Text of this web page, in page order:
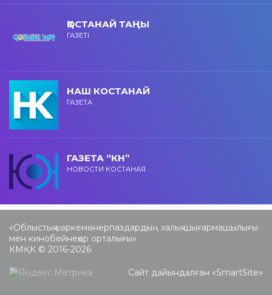
ҚОСТАНАЙ ТАҢЫ
ГАЗЕТІ
НАШ КОСТАНАЙ
ГАЗЕТА
ГАЗЕТА “КН”
НОВОСТИ КОСТАНАЯ
«Облыстық көркемөнерпаздардың халық шығармашылығы
мен кинобейнеқор орталығы»
КМҚК © 2016-2026
Сайт дайындалған «SmartSite»